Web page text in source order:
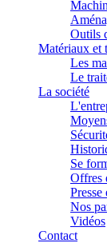
Outils
Matériaux et
Les
Le
La société
Se
Offres
Presse
Nos
Vidéos
Contact